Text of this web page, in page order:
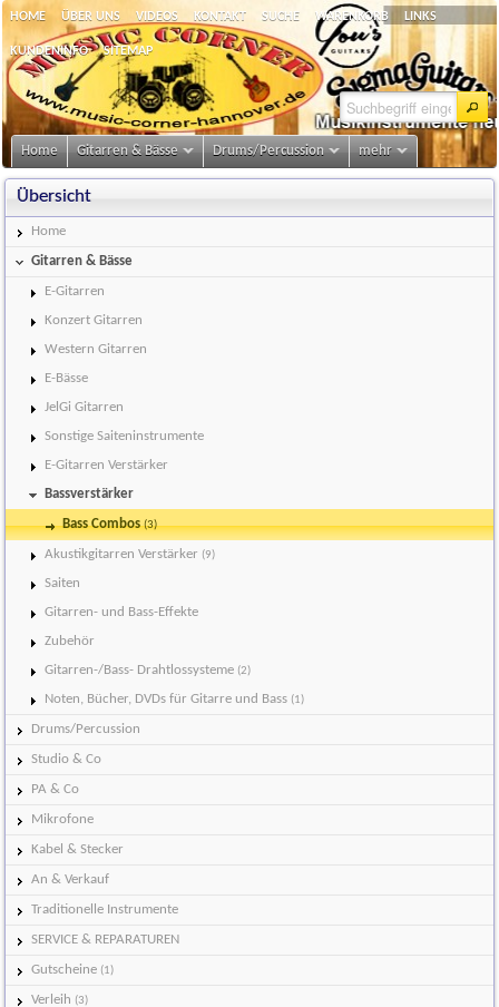
HOME ÜBER UNS VIDEOS KONTAKT SUCHE WARENKORB LINKS
KUNDENINFO SITEMAP
Home Gitarren & Bässe Drums/Percussion mehr
Übersicht
Home
Gitarren & Bässe
E-Gitarren
Konzert Gitarren
Western Gitarren
E-Bässe
JelGi Gitarren
Sonstige Saiteninstrumente
E-Gitarren Verstärker
Bassverstärker
Bass Combos(3)
Akustikgitarren Verstärker (9)
Saiten
Gitarren- und Bass-Effekte
Zubehör
Gitarren-/Bass- Drahtlossysteme (2)
Noten, Bücher, DVDs für Gitarre und Bass (1)
Drums/Percussion
Studio & Co
PA & Co
Mikrofone
Kabel & Stecker
An & Verkauf
Traditionelle Instrumente
SERVICE & REPARATUREN
Gutscheine (1)
Verleih (3)